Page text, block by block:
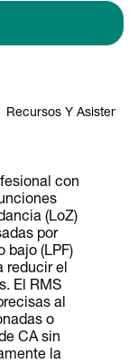
Recursos Y
con
(LoZ)
por
bajo (LPF)
reducir el
El RMS
al
o
CA sin
la